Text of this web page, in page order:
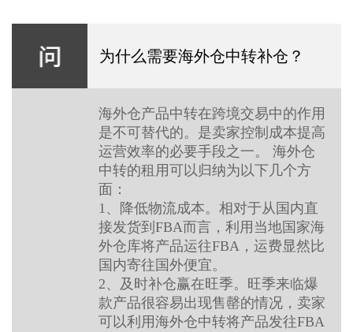
为什么需要海外仓中转补仓？
海外仓产品中转在跨境交易中的作用
是不可替代的。是卖家控制成本提高
运营效率的必要手段之一。 海外仓
中转的租用可以归纳为以下几个方
面：
1、降低物流成本。相对于从国内直
接发货到FBA而言，利用当地国家海
外仓库将产品运往FBA，运费显然比
国内寄往国外便宜。
2、及时补仓赢在旺季。旺季来临爆
款产品很容易出现售罄的情况，卖家
可以利用海外仓中转将产品发往FBA